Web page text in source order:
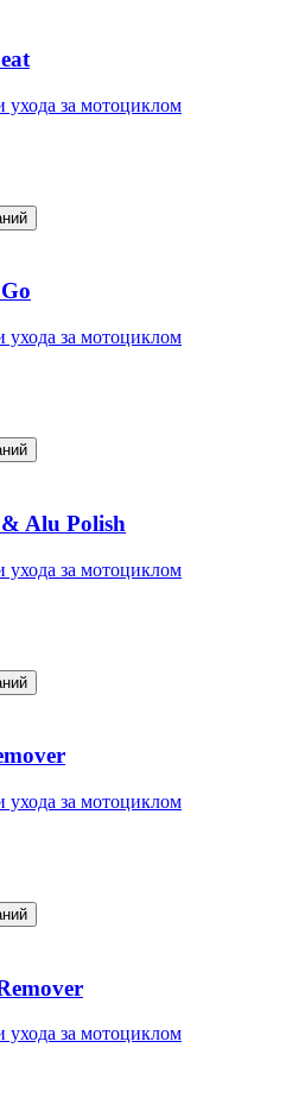
ухода за мотоциклом
ухода за мотоциклом
Alu Polish
ухода за мотоциклом
ухода за мотоциклом
ухода за мотоциклом